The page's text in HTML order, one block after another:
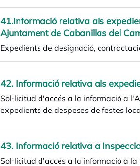
41.Informació relativa als
Ajuntament de Cabanillas del
Expedients de designació,
42. Informació relativa als
Sol·licitud d'accés a la informació a
expedients de despeses de festes
43. Informació relativa a
Sol·licitud d'accés a la informació a